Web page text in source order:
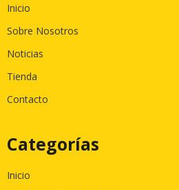
Inicio
Sobre Nosotros
Noticias
Tienda
Contacto
Categorías
Inicio